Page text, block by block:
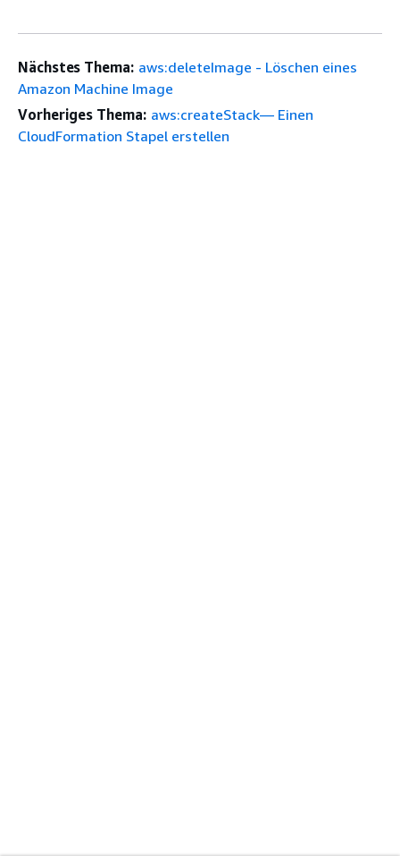
Nächstes Thema: aws:deleteImage - Löschen eines
Amazon Machine Image
Vorheriges Thema: aws:createStack— Einen
CloudFormation Stapel erstellen